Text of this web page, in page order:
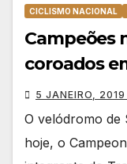
CICLISMO NACIONAL
Campeões
coroados
5 JANEIRO, 2019
O velódromo de
hoje, o